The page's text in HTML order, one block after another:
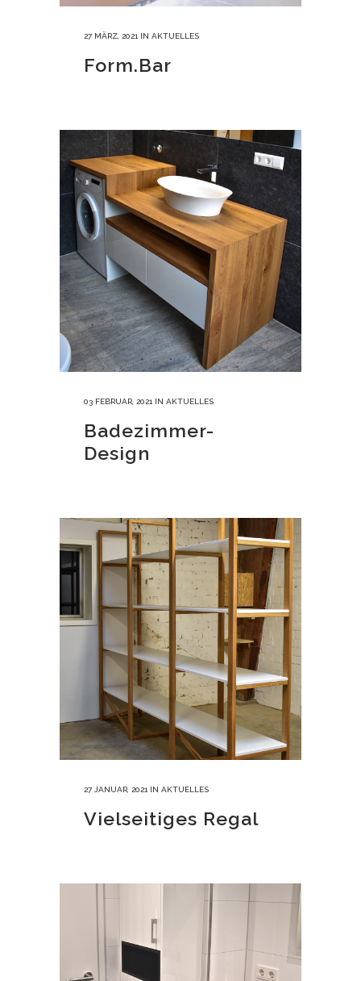
27 MÄRZ, 2021IN AKTUELLES
Form.Bar
03 FEBRUAR, 2021IN AKTUELLES
Badezimmer-
Design
27 JANUAR, 2021IN AKTUELLES
Vielseitiges Regal